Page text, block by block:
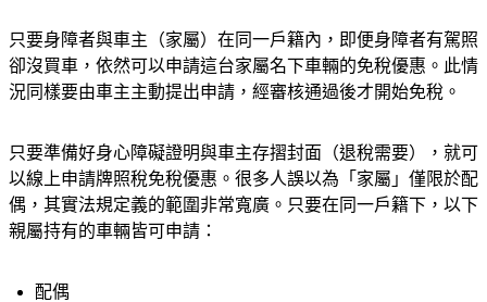
只要身障者與車主（家屬）在同一戶籍內，即便身障者有駕照
卻沒買車，依然可以申請這台家屬名下車輛的免稅優惠。此情
況同樣要由車主主動提出申請，經審核通過後才開始免稅。
只要準備好身心障礙證明與車主存摺封面（退稅需要），就可
以線上申請牌照稅免稅優惠。很多人誤以為「家屬」僅限於配
偶，其實法規定義的範圍非常寬廣。只要在同一戶籍下，以下
親屬持有的車輛皆可申請：
配偶